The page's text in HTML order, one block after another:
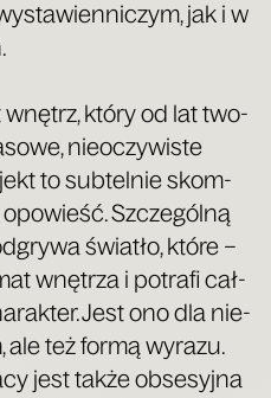
jak i w
któ­ry od lat two­
nie­oczy­wi­ste
to sub­tel­nie skom­
Szcze­gól­ną
świa­tło, któ­re –
wnę­trza i potra­fi cał­
Jest ono dla nie­
też for­mą wyra­zu.
jest tak­że obse­syj­na